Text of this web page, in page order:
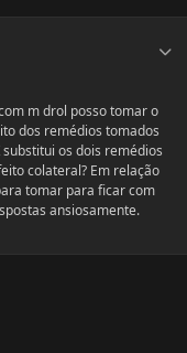
m drol posso tomar o
dos remédios tomados
substitui os dois remédios
colateral? Em relação
tomar para ficar com
ansiosamente.